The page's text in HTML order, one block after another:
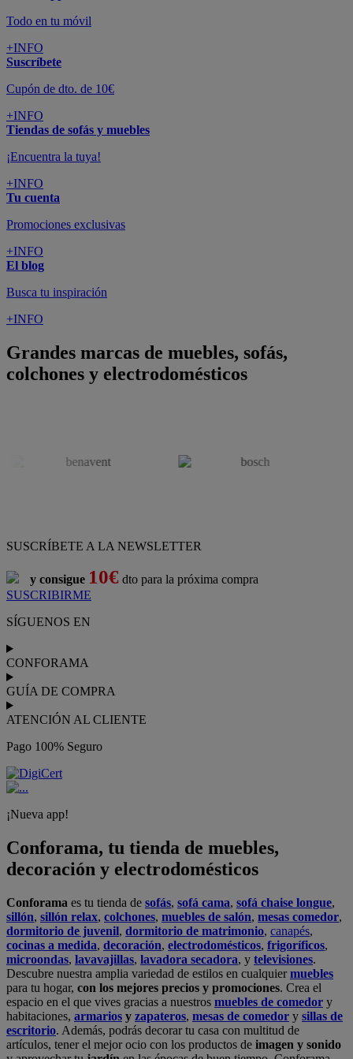
Todo en tu móvil
+INFO
Suscríbete
Cupón de dto. de 10€
+INFO
Tiendas de sofás y muebles
¡Encuentra la tuya!
+INFO
Tu cuenta
Promociones exclusivas
+INFO
El blog
Busca tu inspiración
+INFO
Grandes marcas de muebles, sofás,
colchones y electrodomésticos
SUSCRÍBETE A LA NEWSLETTER
y consigue 10€ dto para la próxima compra
SUSCRIBIRME
SÍGUENOS EN
CONFORAMA
GUÍA DE COMPRA
ATENCIÓN AL CLIENTE
Pago 100% Seguro
¡Nueva app!
Conforama, tu tienda de muebles,
decoración y electrodomésticos
Conforama es tu tienda de sofás, sofá cama, sofá chaise longue,
sillón, sillón relax, colchones, muebles de salón, mesas comedor,
dormitorio de juvenil, dormitorio de matrimonio, canapés,
cocinas a medida, decoración, electrodomésticos, frigoríficos,
microondas, lavavajillas, lavadora secadora, y televisiones.
Descubre nuestra amplia variedad de estilos en cualquiermuebles
para tu hogar, con los mejores precios y promociones. Crea el
espacio en el que vives gracias a nuestros muebles de comedor y
habitaciones, armarios y zapateros, mesas de comedor y sillas de
escritorio. Además, podrás decorar tu casa con multitud de
artículos, tener el mejor ocio con los productos de imagen y sonido